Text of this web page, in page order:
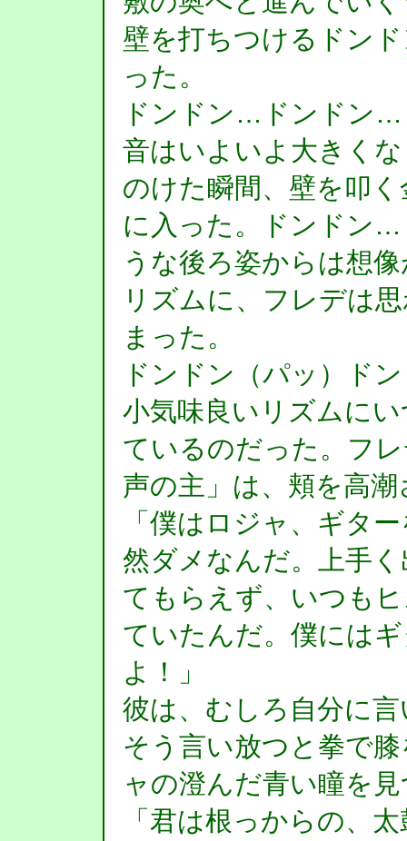
壁を打ちつけるドン
った。
ドンドン…ドンドン
音はいよいよ大きく
のけた瞬間、壁を叩
に入った。ドンドン
うな後ろ姿からは想
リズムに、フレデは
まった。
ドンドン（パッ）ド
小気味良いリズムに
ているのだった。フ
声の主」は、頬を高
「僕はロジャ、ギタ
然ダメなんだ。上手
てもらえず、いつも
ていたんだ。僕には
よ！」
彼は、むしろ自分に
そう言い放つと拳で
ャの澄んだ青い瞳を
「君は根っからの、